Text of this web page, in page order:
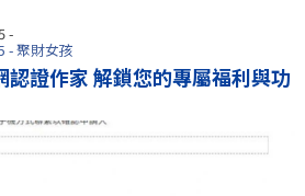
-
- 聚財女孩
認證作家 解鎖您的專屬福利與功